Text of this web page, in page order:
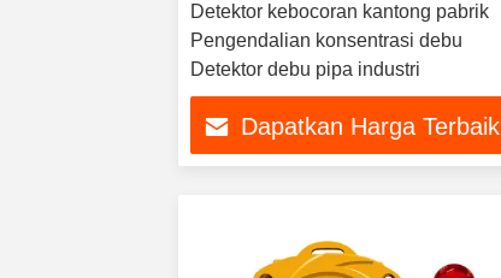
Detektor kebocoran kantong pabrik
Pengendalian konsentrasi debu
Detektor debu pipa industri
Dapatkan Harga Terbaik